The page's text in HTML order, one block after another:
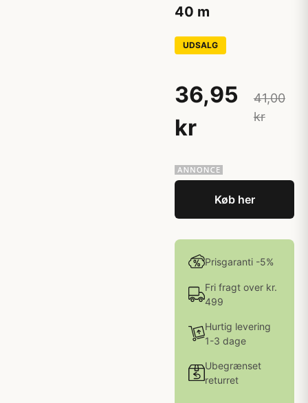
40 m
UDSALG
36,95
kr
41,00
kr
Køb her
Prisgaranti -5%
Fri fragt over kr.
499
Hurtig levering
1-3 dage
Ubegrænset
returret